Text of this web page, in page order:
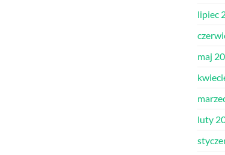
lipiec
maj
luty